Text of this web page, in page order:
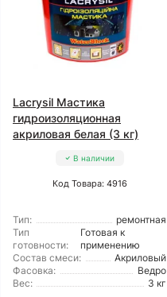
Lacrysil Мастика
гидроизоляционная
акриловая белая (3 кг)
В наличии
Код Товара: 4916
Тип:
ремонтная
Тип
готовности:
Готовая к
применению
Состав смеси:
Акриловый
Фасовка:
Ведро
Вес:
3 кг